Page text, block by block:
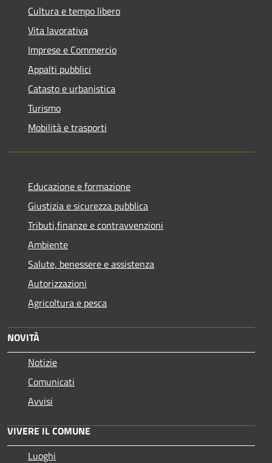
Cultura e tempo libero
Vita lavorativa
Imprese e Commercio
Appalti pubblici
Catasto e urbanistica
Turismo
Mobilità e trasporti
Educazione e formazione
Giustizia e sicurezza pubblica
Tributi,finanze e contravvenzioni
Ambiente
Salute, benessere e assistenza
Autorizzazioni
Agricoltura e pesca
NOVITÀ
Notizie
Comunicati
Avvisi
VIVERE IL COMUNE
Luoghi